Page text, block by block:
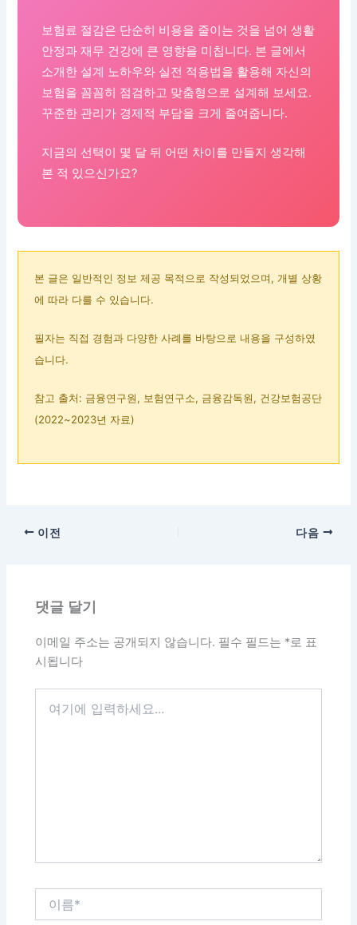
보험료 절감은 단순히 비용을 줄이는 것을 넘어 생활
안정과 재무 건강에 큰 영향을 미칩니다. 본 글에서
소개한 설계 노하우와 실전 적용법을 활용해 자신의
보험을 꼼꼼히 점검하고 맞춤형으로 설계해 보세요.
꾸준한 관리가 경제적 부담을 크게 줄여줍니다.
지금의 선택이 몇 달 뒤 어떤 차이를 만들지 생각해
본 적 있으신가요?
본 글은 일반적인 정보 제공 목적으로 작성되었으며, 개별 상황
에 따라 다를 수 있습니다.
필자는 직접 경험과 다양한 사례를 바탕으로 내용을 구성하였
습니다.
참고 출처: 금융연구원, 보험연구소, 금융감독원, 건강보험공단
(2022~2023년 자료)
이전 다음
댓글 달기
이메일 주소는 공개되지 않습니다. 필수 필드는 *로 표
시됩니다